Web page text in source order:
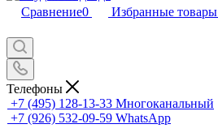
Сравнение0 Избранные товары
Телефоны
+7 (495) 128-13-33 Многоканальный
+7 (926) 532-09-59 WhatsApp